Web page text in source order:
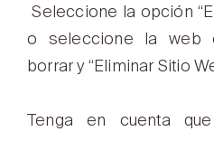
Seleccione la opción
o seleccione la web
borrar y “Eliminar Sitio
Tenga en cuenta